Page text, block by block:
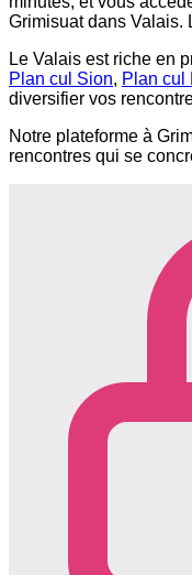
Grimisuat dans Valais.
Le Valais est riche en
Plan cul Sion, Plan cul
diversifier vos
Notre plateforme à
rencontres qui se